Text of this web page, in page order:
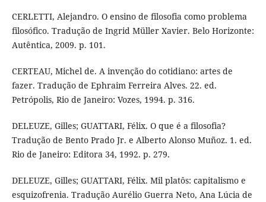
CERLETTI, Alejandro. O ensino de filosofia como problema
filosófico. Tradução de Ingrid Müller Xavier. Belo Horizonte:
Autêntica, 2009. p. 101.
CERTEAU, Michel de. A invenção do cotidiano: artes de
fazer. Tradução de Ephraim Ferreira Alves. 22. ed.
Petrópolis, Rio de Janeiro: Vozes, 1994. p. 316.
DELEUZE, Gilles; GUATTARI, Félix. O que é a filosofia?
Tradução de Bento Prado Jr. e Alberto Alonso Muñoz. 1. ed.
Rio de Janeiro: Editora 34, 1992. p. 279.
DELEUZE, Gilles; GUATTARI, Félix. Mil platôs: capitalismo e
esquizofrenia. Tradução Aurélio Guerra Neto, Ana Lúcia de